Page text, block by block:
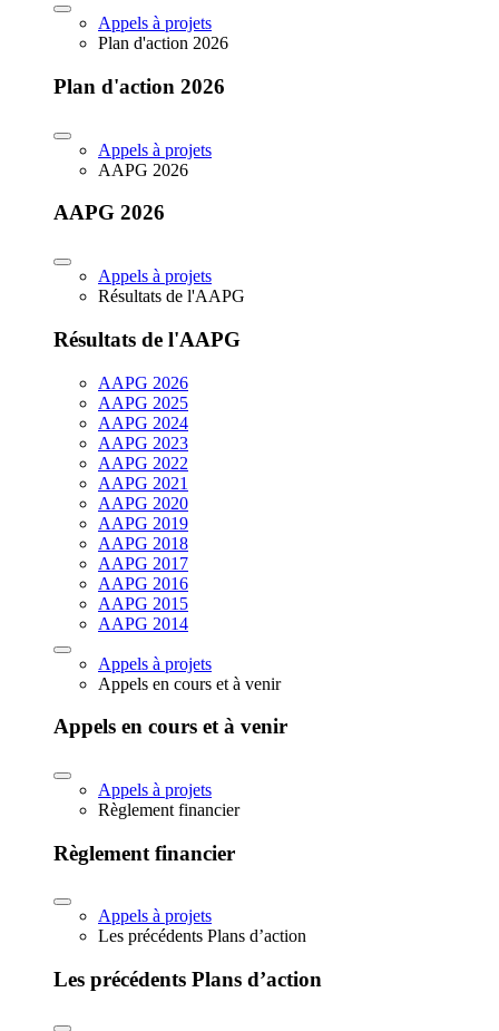
Appels à projets
Plan d'action 2026
Plan d'action 2026
Appels à projets
AAPG 2026
AAPG 2026
Appels à projets
Résultats de l'AAPG
Résultats de l'AAPG
AAPG 2026
AAPG 2025
AAPG 2024
AAPG 2023
AAPG 2022
AAPG 2021
AAPG 2020
AAPG 2019
AAPG 2018
AAPG 2017
AAPG 2016
AAPG 2015
AAPG 2014
Appels à projets
Appels en cours et à venir
Appels en cours et à venir
Appels à projets
Règlement financier
Règlement financier
Appels à projets
Les précédents Plans d’action
Les précédents Plans d’action